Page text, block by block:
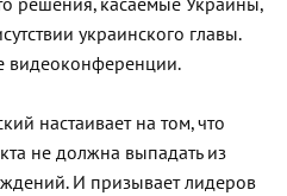
решения, касаемые Украины,
украинского главы.
видеоконференции.
настаивает на том, что
не должна выпадать из
И призывает лидеров